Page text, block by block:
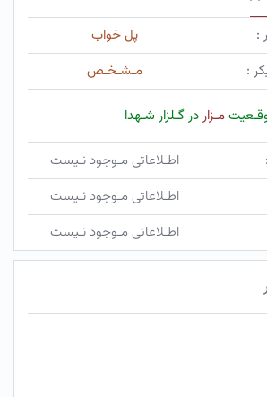
:
پل خواب
:
مـشـخـص
مـزاردر گـلزار شـهدا
اطـلاعاتی مـوجود نـیست
اطـلاعاتی مـوجود نـیست
اطـلاعاتی مـوجود نـیست